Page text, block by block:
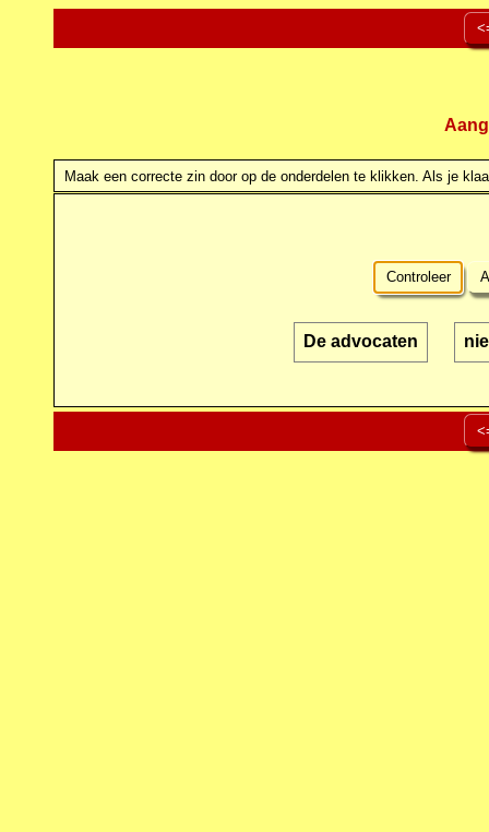
Maak een correcte zin door op de onderdelen te klikken. Als je
Controleer
De advocaten